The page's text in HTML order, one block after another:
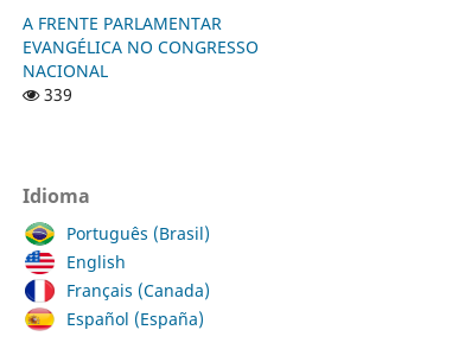
A FRENTE PARLAMENTAR
EVANGÉLICA NO CONGRESSO
NACIONAL
339
Idioma
Português (Brasil)
English
Français (Canada)
Español (España)